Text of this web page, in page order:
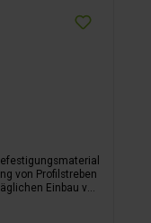
von Profilstreben
Einbau von
zweite